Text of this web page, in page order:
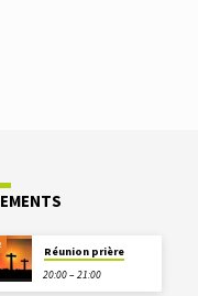
Réunion prière
20:00 – 21:00